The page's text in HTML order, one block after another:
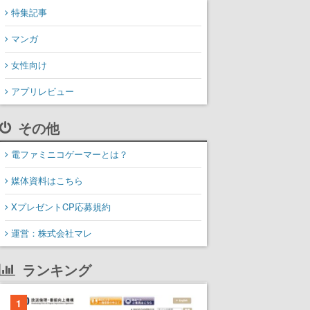
特集記事
マンガ
女性向け
アプリレビュー
その他
電ファミニコゲーマーとは？
媒体資料はこちら
XプレゼントCP応募規約
運営：株式会社マレ
ランキング
1